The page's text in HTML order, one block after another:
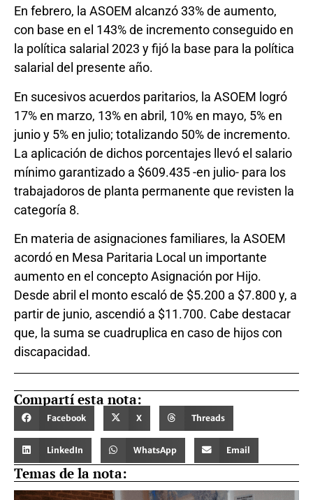
En febrero, la ASOEM alcanzó 33% de aumento,
con base en el 143% de incremento conseguido en
la política salarial 2023 y fijó la base para la política
salarial del presente año.
En sucesivos acuerdos paritarios, la ASOEM logró
17% en marzo, 13% en abril, 10% en mayo, 5% en
junio y 5% en julio; totalizando 50% de incremento.
La aplicación de dichos porcentajes llevó el salario
mínimo garantizado a $609.435 -en julio- para los
trabajadoros de planta permanente que revisten la
categoría 8.
En materia de asignaciones familiares, la ASOEM
acordó en Mesa Paritaria Local un importante
aumento en el concepto Asignación por Hijo.
Desde abril el monto escaló de $5.200 a $7.800 y, a
partir de junio, ascendió a $11.700. Cabe destacar
que, la suma se cuadruplica en caso de hijos con
discapacidad.
Compartí esta nota:
Facebook X Threads
LinkedIn WhatsApp Email
Temas de la nota: